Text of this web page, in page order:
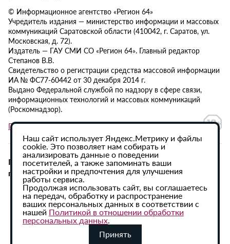
© Информационное агентство «Регион 64»
Учредитель издания — министерство информации и массовых
коммуникаций Саратовской области (410042, г. Саратов, ул.
Московская, д. 72).
Издатель — ГАУ СМИ СО «Регион 64». Главный редактор
Степанов В.В.
Свидетельство о регистрации средства массовой информации
ИА № ФС77-60442 от 30 декабря 2014 г.
Выдано Федеральной службой по надзору в сфере связи,
информационных технологий и массовых коммуникаций
(Роскомнадзор).
Политика в отношении обработки персональных данных
При использовании материалов сайта активная
гиперссылка на ИА «Регион 64» обязательна.
Наш сайт использует Яндекс.Метрику и файлы
cookie. Это позволяет нам собирать и
анализировать данные о поведении
посетителей, а также запоминать ваши
настройки и предпочтения для улучшения
работы сервиса.
Продолжая использовать сайт, вы соглашаетесь
на передач, обработку и распространение
ваших персональных данных в соответствии с
нашей Политикой в отношении обработки
персональных данных.
Принять